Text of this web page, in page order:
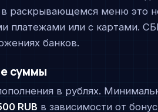
в раскрывающемся меню это
платежами или с картами.
банков.
суммы
в рублях.
RUB в зависимости от